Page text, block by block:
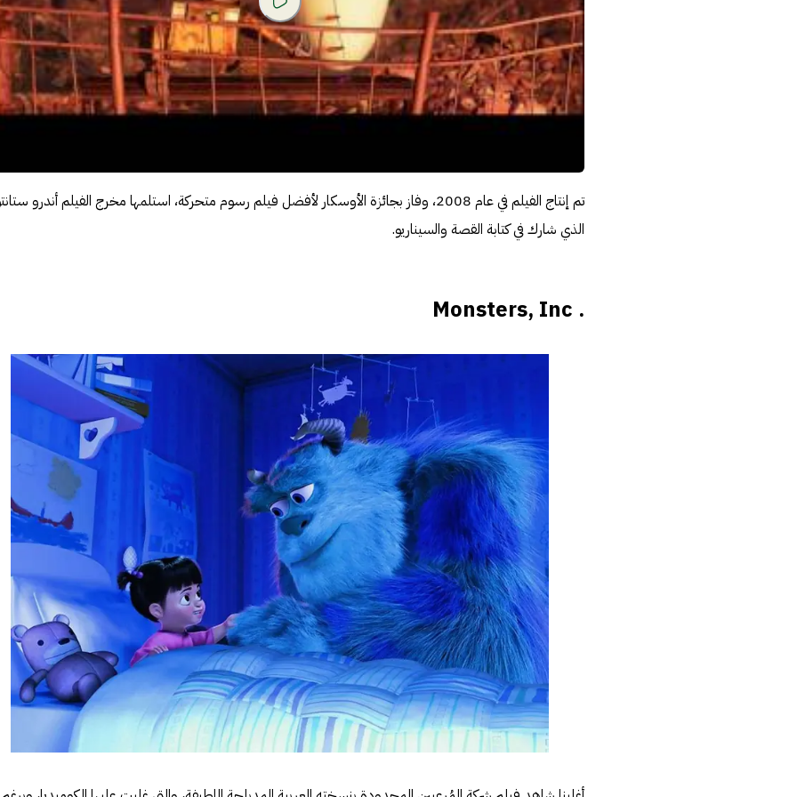
تم إنتاج الفيلم في عام 2008، وفاز بجائزة الأوسكار لأفضل فيلم رسوم متحركة، استلمها مخرج الفيلم أندرو
الذي شارك في كتابة القصة والسيناريو.
. Monsters, Inc